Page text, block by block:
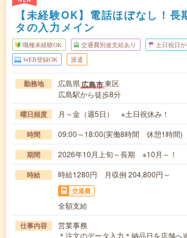
【未経験OK】電話ほぼなし！長
タの入力メイン
職種未経験OK 交通費別途支給あり 土日祝日
WEB登録OK 派遣
勤務地 広島県広島市東区
広島駅から徒歩8分
曜日頻度 月～金（週5日） ※土日祝休み！
時間 09:00～18:00(実働8時間 休憩1時間)
期間 2026年10月上旬～長期 ※10月～！
時給 時給1280円 月収例 204,800円～
交通費
全額支給
仕事内容
営業事務
＊注文のデータ入力＊納品日を店舗へ